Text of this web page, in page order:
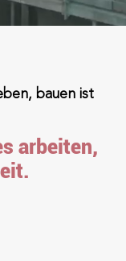
bauen ist
arbeiten,